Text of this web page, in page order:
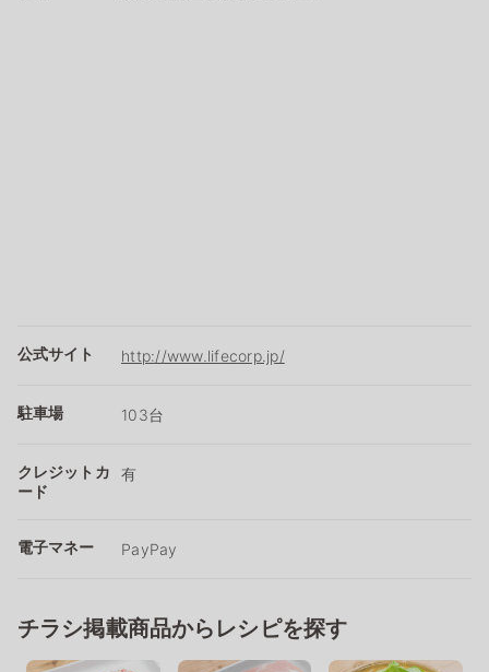
公式サイト http://www.lifecorp.jp/
駐車場 103台
クレジットカ
ード
有
電子マネー PayPay
チラシ掲載商品からレシピを探す